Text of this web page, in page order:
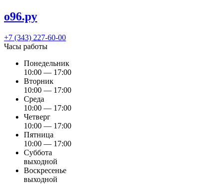
о96.ру
+7 (343) 227-60-00
Часы работы
Понедельник
10:00 — 17:00
Вторник
10:00 — 17:00
Среда
10:00 — 17:00
Четверг
10:00 — 17:00
Пятница
10:00 — 17:00
Суббота
выходной
Воскресенье
выходной